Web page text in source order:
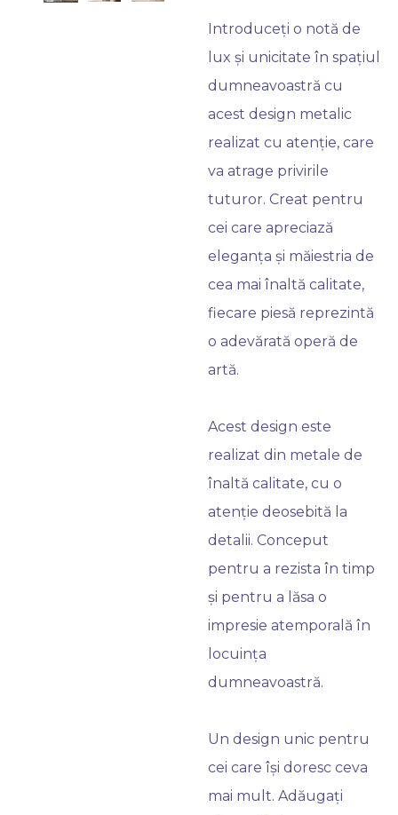
Introduceți o notă de
lux și unicitate în spațiul
dumneavoastră cu
acest design metalic
realizat cu atenție, care
va atrage privirile
tuturor. Creat pentru
cei care apreciază
eleganța și măiestria de
cea mai înaltă calitate,
fiecare piesă reprezintă
o adevărată operă de
artă.
Acest design este
realizat din metale de
înaltă calitate, cu o
atenție deosebită la
detalii. Conceput
pentru a rezista în timp
și pentru a lăsa o
impresie atemporală în
locuința
dumneavoastră.
Un design unic pentru
cei care își doresc ceva
mai mult. Adăugați